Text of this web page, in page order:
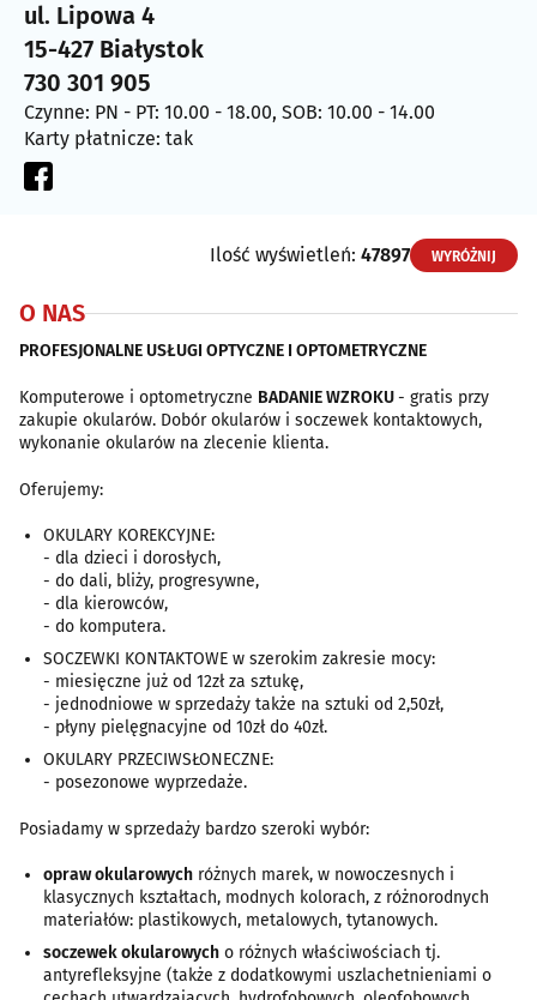
ul. Lipowa 4
15-427 Białystok
730 301 905
Czynne: PN - PT: 10.00 - 18.00, SOB: 10.00 - 14.00
Karty płatnicze: tak
Ilość wyświetleń: 47897 WYRÓŻNIJ
O NAS
PROFESJONALNE USŁUGI OPTYCZNE I OPTOMETRYCZNE
Komputerowe i optometryczne BADANIE WZROKU- gratis przy
zakupie okularów. Dobór okularów i soczewek kontaktowych,
wykonanie okularów na zlecenie klienta.
Oferujemy:
OKULARY KOREKCYJNE:
- dla dzieci i dorosłych,
- do dali, bliży, progresywne,
- dla kierowców,
- do komputera.
SOCZEWKI KONTAKTOWE w szerokim zakresie mocy:
- miesięczne już od 12zł za sztukę,
- jednodniowe w sprzedaży także na sztuki od 2,50zł,
- płyny pielęgnacyjne od 10zł do 40zł.
OKULARY PRZECIWSŁONECZNE:
- posezonowe wyprzedaże.
Posiadamy w sprzedaży bardzo szeroki wybór:
opraw okularowych różnych marek, w nowoczesnych i
klasycznych kształtach, modnych kolorach, z różnorodnych
materiałów: plastikowych, metalowych, tytanowych.
soczewek okularowych o różnych właściwościach tj.
antyrefleksyjne (także z dodatkowymi uszlachetnieniami o